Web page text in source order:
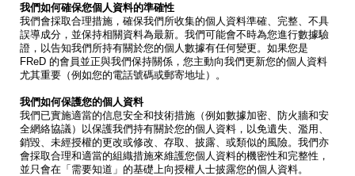
我們如何確保您個人資料的準確性
我們會採取合理措施，確保我們所收集的個人資料準確、完整、不具
誤導成分，並保持相關資料為最新。我們可能會不時為您進行數據驗
證，以告知我們所持有關於您的個人數據有任何變更。如果您是
FReD 的會員並正與我們保持關係，您主動向我們更新您的個人資料
尤其重要（例如您的電話號碼或郵寄地址）。
我們如何保護您的個人資料
我們已實施適當的信息安全和技術措施（例如數據加密、防火牆和安
全網絡協議）以保護我們持有關於您的個人資料，以免遺失、濫用、
銷毀、未經授權的更改或修改、存取、披露、或類似的風險。我們亦
會採取合理和適當的組織措施來維護您個人資料的機密性和完整性，
並只會在「需要知道」的基礎上向授權人士披露您的個人資料。